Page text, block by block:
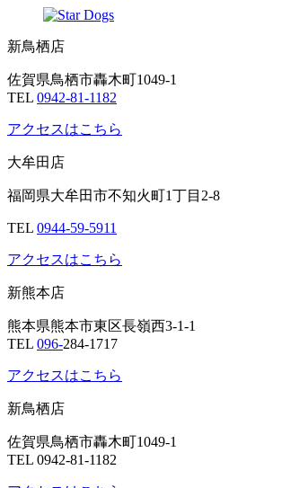
新鳥栖店
佐賀県鳥栖市轟木町1049-1
TEL 0942-81-1182
アクセスはこちら
大牟田店
福岡県大牟田市不知火町1丁目2-8
TEL 0944-59-5911
アクセスはこちら
新熊本店
熊本県熊本市東区長嶺西3-1-1
TEL 096-284-1717
アクセスはこちら
新鳥栖店
佐賀県鳥栖市轟木町1049-1
TEL 0942-81-1182